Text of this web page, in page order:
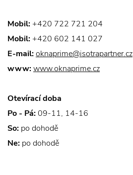
Mobil: +420 722 721 204
Mobil: +420 602 141 027
E-mail:oknaprime@isotrapartner.cz
www:www.oknaprime.cz
Otevírací doba
Po - Pá: 09-11, 14-16
So: po dohodě
Ne: po dohodě